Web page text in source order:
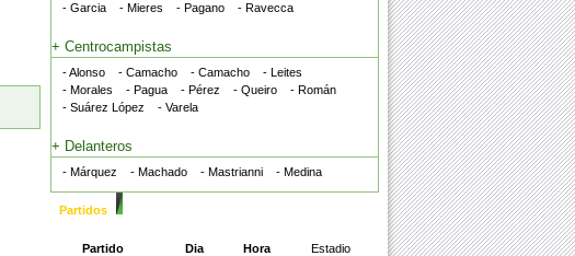
- Garcia
- Mieres - Pagano - Ravecca
+ Centrocampistas
- Alonso - Camacho - Camacho
- Leites
- Morales
- Pagua - Pérez - Queiro
- Román
- Suárez López
- Varela
+ Delanteros
- Márquez - Machado - Mastrianni - Medina
Partidos
Partido Dia Hora Estadio